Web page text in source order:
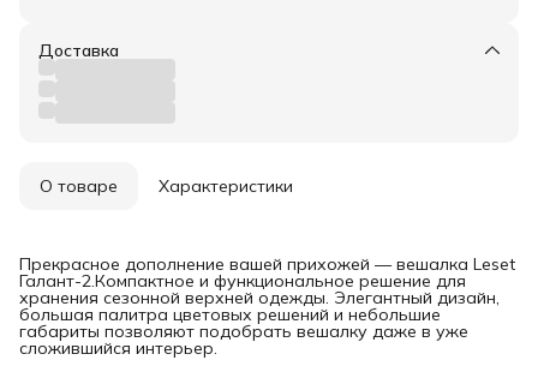
Доставка
О товаре Характеристики
Прекрасное дополнение вашей прихожей — вешалка Leset
Галант-2.Компактное и функциональное решение для
хранения сезонной верхней одежды. Элегантный дизайн,
большая палитра цветовых решений и небольшие
габариты позволяют подобрать вешалку даже в уже
сложившийся интерьер.